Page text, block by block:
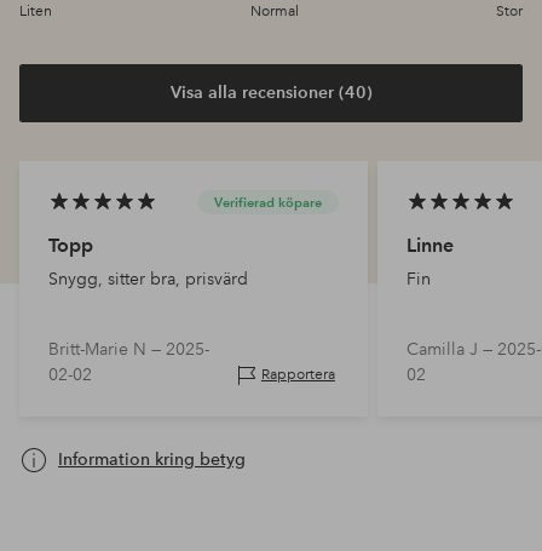
Liten Normal Stor
Visa alla recensioner (40)
Verifierad köpare
Topp
Snygg, sitter bra, prisvärd
Britt-Marie N — 2025-
02-02
Rapportera
Linne
Fin
Camilla J —
02
Information kring betyg